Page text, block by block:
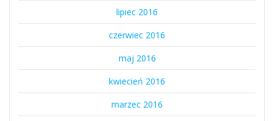
lipiec 2016
czerwiec 2016
maj 2016
kwiecień 2016
marzec 2016